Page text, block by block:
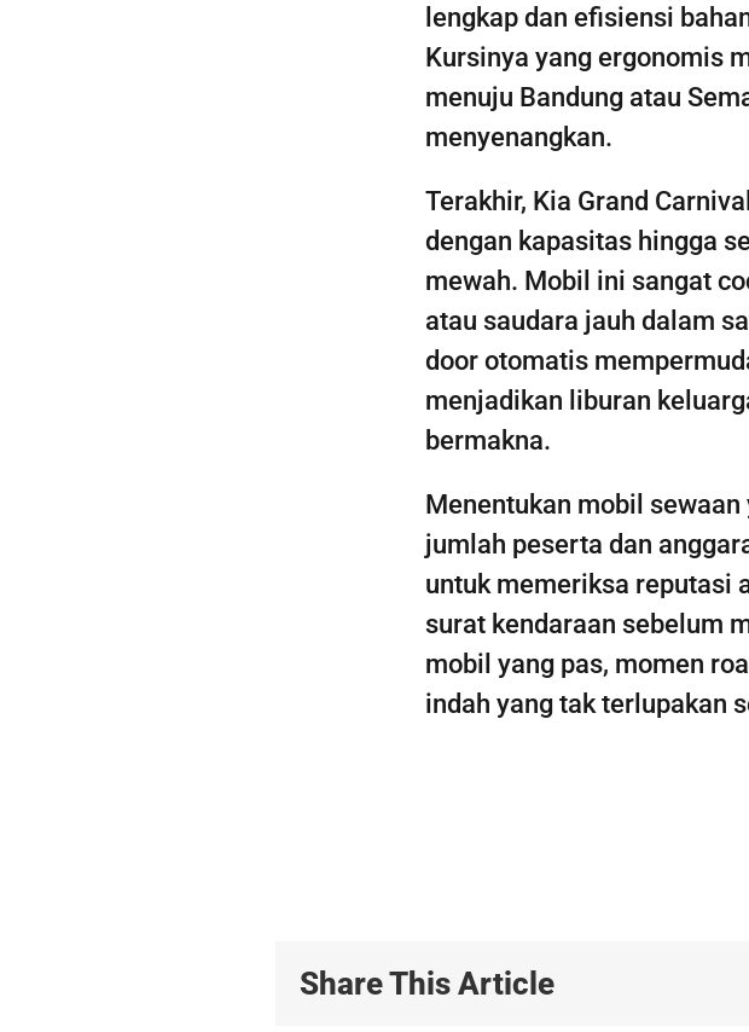
lengkap dan efisiensi
Kursinya yang ergonomis
menuju Bandung atau
menyenangkan.
Terakhir, Kia Grand
dengan kapasitas hingga
mewah. Mobil ini sangat
atau saudara jauh dalam
door otomatis
menjadikan liburan
bermakna.
Menentukan mobil
jumlah peserta dan
untuk memeriksa reputasi
surat kendaraan sebelum
mobil yang pas, momen
indah yang tak terlupakan
Share This Article